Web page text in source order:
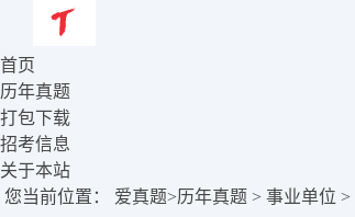
首页
历年真题
打包下载
招考信息
关于本站
您当前位置：
爱真题>历年真题 > 事业单位 >